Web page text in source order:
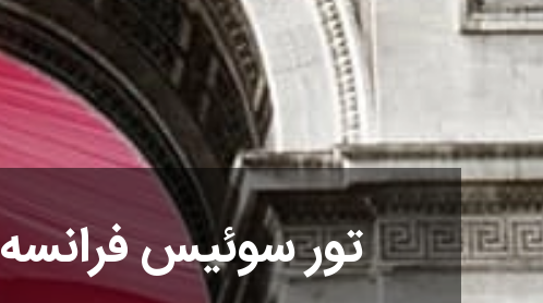
تور سوئیس فرانسه